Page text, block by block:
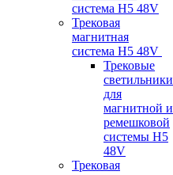
система H5 48V
Трековая
магнитная
система H5 48V
Трековые
светильники
для
магнитной и
ремешковой
системы H5
48V
Трековая